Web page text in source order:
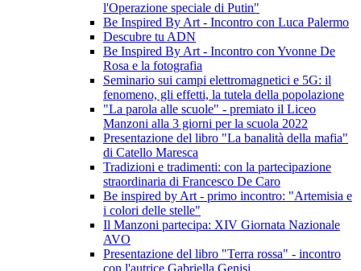
l'Operazione speciale di Putin"
Be Inspired By Art - Incontro con Luca Palermo
Descubre tu ADN
Be Inspired By Art - Incontro con Yvonne De
Rosa e la fotografia
Seminario sui campi elettromagnetici e 5G: il
fenomeno, gli effetti, la tutela della popolazione
"La parola alle scuole" - premiato il Liceo
Manzoni alla 3 giorni per la scuola 2022
Presentazione del libro "La banalità della mafia"
di Catello Maresca
Tradizioni e tradimenti: con la partecipazione
straordinaria di Francesco De Caro
Be inspired by Art - primo incontro: "Artemisia e
i colori delle stelle"
Il Manzoni partecipa: XIV Giornata Nazionale
AVO
Presentazione del libro "Terra rossa" - incontro